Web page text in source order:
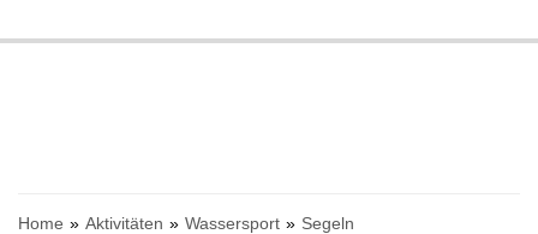
Home Aktivitäten Wassersport Segeln